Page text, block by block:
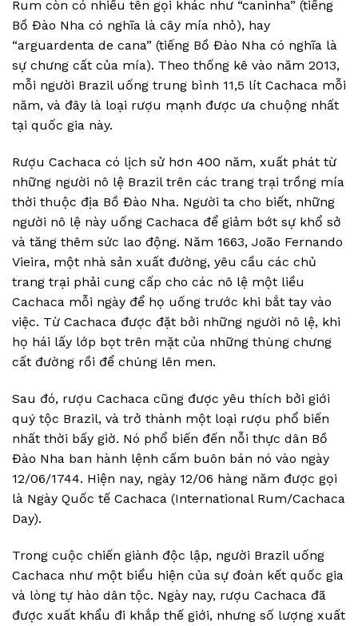
Rum còn có nhiều tên gọi khác như “caninha” (tiếng
Bồ Đào Nha có nghĩa là cây mía nhỏ), hay
“arguardenta de cana” (tiếng Bồ Đào Nha có nghĩa là
sự chưng cất của mía). Theo thống kê vào năm 2013,
mỗi người Brazil uống trung bình 11,5 lít Cachaca mỗi
năm, và đây là loại rượu mạnh được ưa chuộng nhất
tại quốc gia này.
Rượu Cachaca có lịch sử hơn 400 năm, xuất phát từ
những người nô lệ Brazil trên các trang trại trồng mía
thời thuộc địa Bồ Đào Nha. Người ta cho biết, những
người nô lệ này uống Cachaca để giảm bớt sự khổ sở
và tăng thêm sức lao động. Năm 1663, João Fernando
Vieira, một nhà sản xuất đường, yêu cầu các chủ
trang trại phải cung cấp cho các nô lệ một liều
Cachaca mỗi ngày để họ uống trước khi bắt tay vào
việc. Từ Cachaca được đặt bởi những người nô lệ, khi
họ hái lấy lớp bọt trên mặt của những thùng chưng
cất đường rồi để chúng lên men.
Sau đó, rượu Cachaca cũng được yêu thích bởi giới
quý tộc Brazil, và trở thành một loại rượu phổ biến
nhất thời bấy giờ. Nó phổ biến đến nỗi thực dân Bồ
Đào Nha ban hành lệnh cấm buôn bán nó vào ngày
12/06/1744. Hiện nay, ngày 12/06 hàng năm được gọi
là Ngày Quốc tế Cachaca (International Rum/Cachaca
Day).
Trong cuộc chiến giành độc lập, người Brazil uống
Cachaca như một biểu hiện của sự đoàn kết quốc gia
và lòng tự hào dân tộc. Ngày nay, rượu Cachaca đã
được xuất khẩu đi khắp thế giới, nhưng số lượng xuất